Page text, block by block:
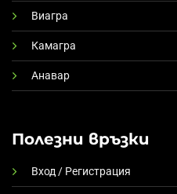
Виагра
Камагра
Анавар
Полезни връзки
Вход / Регистрация